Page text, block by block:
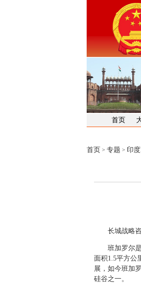
首页
首页 > 专题 > 印
长城战略
班加罗尔是
面积1.5平方公
展，如今班加
硅谷之一。